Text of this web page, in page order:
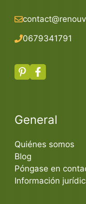
0679341791
General
Quiénes somos
Blog
Póngase en
Información